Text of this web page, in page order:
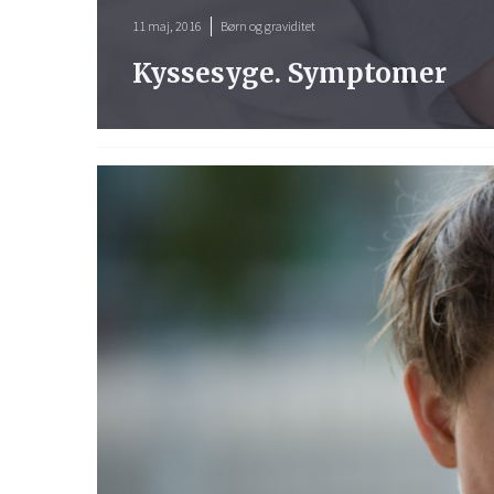
11 maj, 2016 Børn og graviditet
Kyssesyge. Symptomer